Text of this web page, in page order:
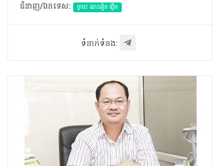
ជំនាញ/ឯកទេស:
ក្រពះ ពោះវៀន ថ្លើម
ទំនាក់ទំនង: